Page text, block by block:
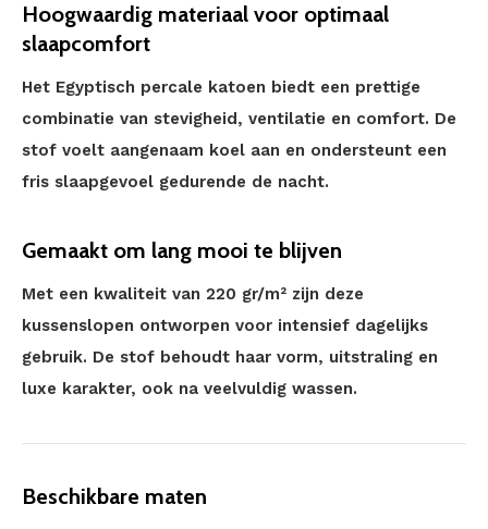
Hoogwaardig materiaal voor optimaal
slaapcomfort
Het Egyptisch percale katoen biedt een prettige
combinatie van stevigheid, ventilatie en comfort. De
stof voelt aangenaam koel aan en ondersteunt een
fris slaapgevoel gedurende de nacht.
Gemaakt om lang mooi te blijven
Met een kwaliteit van 220 gr/m² zijn deze
kussenslopen ontworpen voor intensief dagelijks
gebruik. De stof behoudt haar vorm, uitstraling en
luxe karakter, ook na veelvuldig wassen.
Beschikbare maten